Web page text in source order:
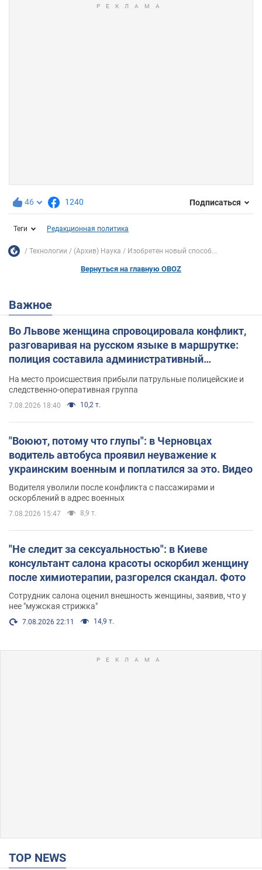
46 1240 Подписаться
Теги Редакционная политика
Технологии (Архив) Наука Изобретен новый способ...
Вернуться на главную OBOZ
Важное
Во Львове женщина спровоцировала конфликт,
разговаривая на русском языке в маршрутке:
полиция составила административный
протокол. Видео
На место происшествия прибыли патрульные полицейские и
следственно-оперативная группа
7.08.2026 18:40 10,2 т.
"Воюют, потому что глупы": в Черновцах
водитель автобуса проявил неуважение к
украинским военным и поплатился за это. Видео
Водителя уволили после конфликта с пассажирами и
оскорблений в адрес военных
7.08.2026 15:47 8,9 т.
"Не следит за сексуальностью": в Киеве
консультант салона красоты оскорбил женщину
после химиотерапии, разгорелся скандал. Фото
Сотрудник салона оценил внешность женщины, заявив, что у
нее "мужская стрижка"
7.08.2026 22:11 14,9 т.
TOP NEWS